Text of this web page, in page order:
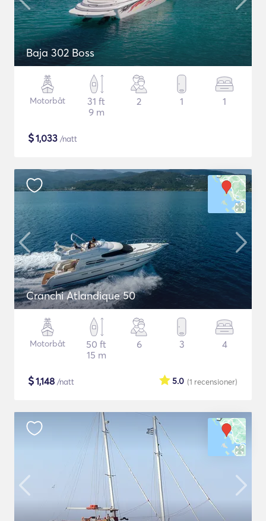
Baja 302 Boss
Motorbåt
31 ft
9 m
2 1 1
$1,033 /natt
Cranchi Atlandique 50
Motorbåt
50 ft
15 m
6 3 4
$1,148 /natt (1 recensioner)
5.0